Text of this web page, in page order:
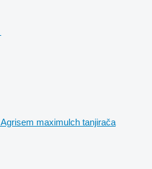
Agrisem maximulch tanjirača